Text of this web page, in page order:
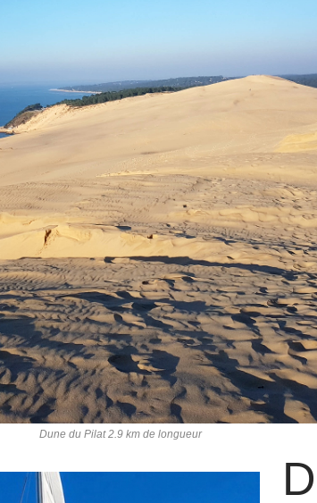
Dune du Pilat 2.9 km de longueur
D